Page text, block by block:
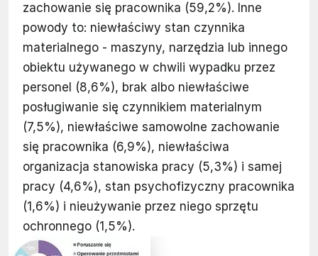
zachowanie się pracownika (59,2%). Inne
powody to: niewłaściwy stan czynnika
materialnego - maszyny, narzędzia lub innego
obiektu używanego w chwili wypadku przez
personel (8,6%), brak albo niewłaściwe
posługiwanie się czynnikiem materialnym
(7,5%), niewłaściwe samowolne zachowanie
się pracownika (6,9%), niewłaściwa
organizacja stanowiska pracy (5,3%) i samej
pracy (4,6%), stan psychofizyczny pracownika
(1,6%) i nieużywanie przez niego sprzętu
ochronnego (1,5%).